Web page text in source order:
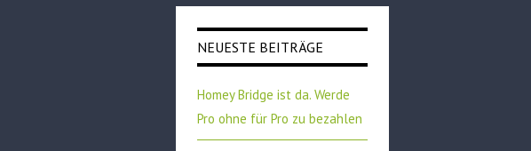
NEUESTE BEITRÄGE
Homey Bridge ist da. Werde
Pro ohne für Pro zu bezahlen